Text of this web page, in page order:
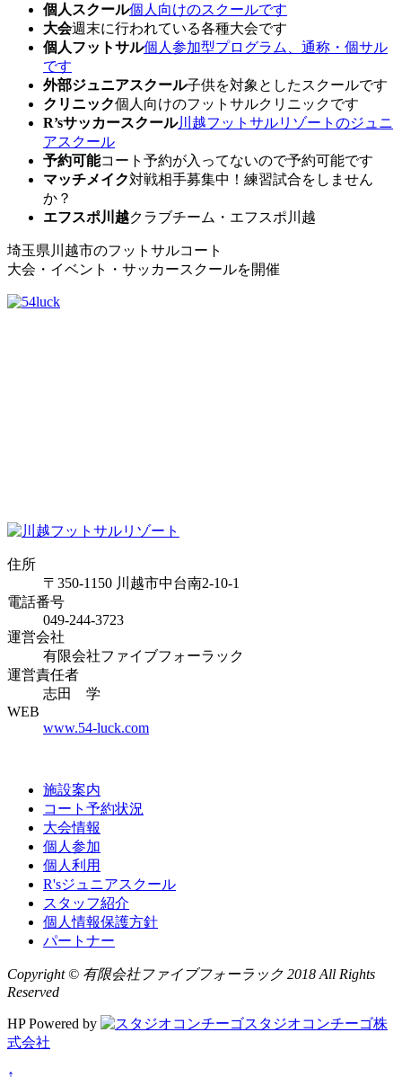
個人スクール個人向けのスクールです
大会週末に行われている各種大会です
個人フットサル個人参加型プログラム、通称・個サル
です
外部ジュニアスクール子供を対象としたスクールです
クリニック個人向けのフットサルクリニックです
R’sサッカースクール川越フットサルリゾートのジュニ
アスクール
予約可能コート予約が入ってないので予約可能です
マッチメイク対戦相手募集中！練習試合をしません
か？
エフスポ川越クラブチーム・エフスポ川越
埼玉県川越市のフットサルコート
大会・イベント・サッカースクールを開催
住所
〒350-1150 川越市中台南2-10-1
電話番号
049-244-3723
運営会社
有限会社ファイブフォーラック
運営責任者
志田 学
WEB
www.54-luck.com
施設案内
コート予約状況
大会情報
個人参加
個人利用
R'sジュニアスクール
スタッフ紹介
個人情報保護方針
パートナー
Copyright © 有限会社ファイブフォーラック 2018 All Rights
Reserved
HP Powered by
スタジオコンチーゴ株
式会社